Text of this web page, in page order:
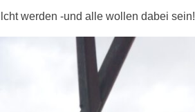
werden -und alle wollen dabei sein!